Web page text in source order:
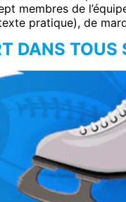
membres de
pratique), de
DANS TOUS